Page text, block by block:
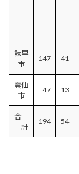
諫早
市
147 41
雲仙
市
47 13
合
計
194 54